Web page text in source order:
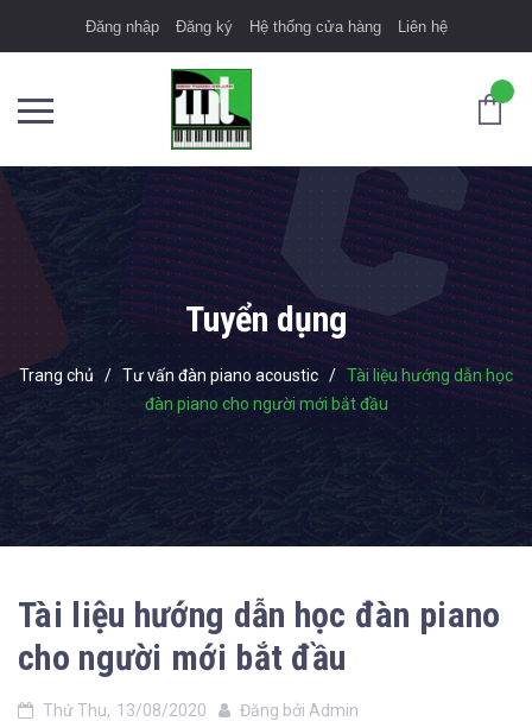
Đăng nhập Đăng ký Hệ thống cửa hàng Liên hệ
Tuyển dụng
Trang chủ / Tư vấn đàn piano acoustic / Tài liệu hướng dẫn học
đàn piano cho người mới bắt đầu
Tài liệu hướng dẫn học đàn piano
cho người mới bắt đầu
Thứ Thu, 13/08/2020 Đăng bởi Admin